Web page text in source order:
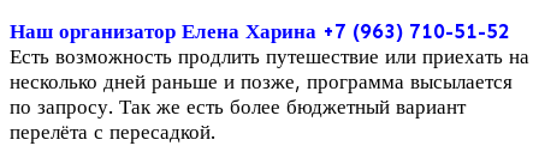
Наш организатор Елена Харина +7 (963) 710-51-52
Есть возможность продлить путешествие или приехать на
несколько дней раньше и позже, программа высылается
по запросу. Так же есть более бюджетный вариант
перелёта с пересадкой.